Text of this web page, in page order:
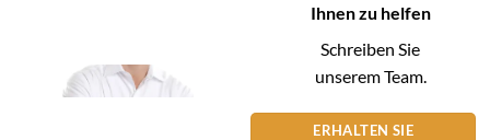
Ihnen zu helfen
Schreiben Sie
unserem Team.
ERHALTEN SIE